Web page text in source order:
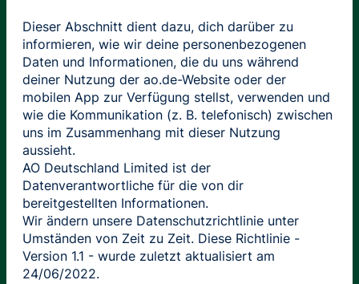
Dieser Abschnitt dient dazu, dich darüber zu
informieren, wie wir deine personenbezogenen
Daten und Informationen, die du uns während
deiner Nutzung der ao.de-Website oder der
mobilen App zur Verfügung stellst, verwenden und
wie die Kommunikation (z. B. telefonisch) zwischen
uns im Zusammenhang mit dieser Nutzung
aussieht.
AO Deutschland Limited ist der
Datenverantwortliche für die von dir
bereitgestellten Informationen.
Wir ändern unsere Datenschutzrichtlinie unter
Umständen von Zeit zu Zeit. Diese Richtlinie -
Version 1.1 - wurde zuletzt aktualisiert am
24/06/2022.